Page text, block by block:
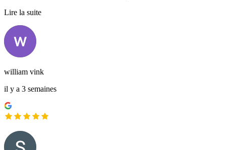
Lire la suite
william vink
il y a 3 semaines